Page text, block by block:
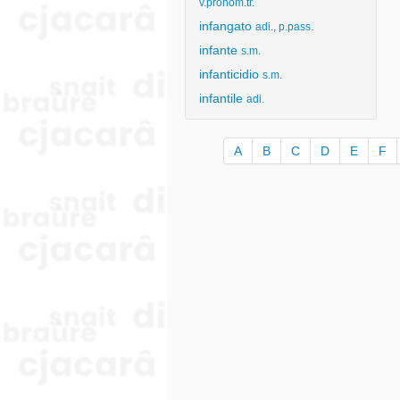
v.pronom.tr.
infangato adi., p.pass.
infante s.m.
infanticidio s.m.
infantile adi.
A B C D E F